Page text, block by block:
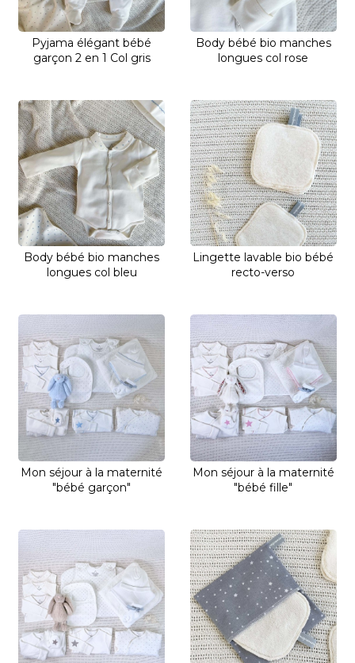
Pyjama élégant bébé
garçon 2 en 1 Col gris
Body bébé bio manches
longues col rose
Body bébé bio manches
longues col bleu
Lingette lavable bio bébé
recto-verso
Mon séjour à la maternité
"bébé garçon"
Mon séjour à la maternité
"bébé fille"